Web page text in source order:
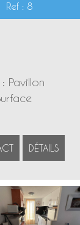
Ref : 8
Pavillon
DÉTAILS